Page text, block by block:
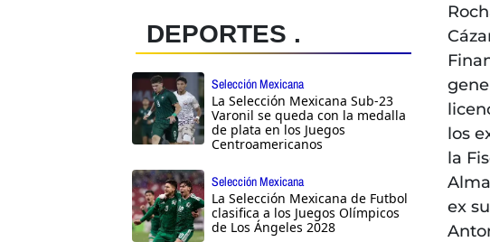
DEPORTES .
Selección Mexicana
La Selección Mexicana Sub-23
Varonil se queda con la medalla
de plata en los Juegos
Centroamericanos
Selección Mexicana
La Selección Mexicana de Futbol
clasifica a los Juegos Olímpicos
de Los Ángeles 2028
los
la
ex